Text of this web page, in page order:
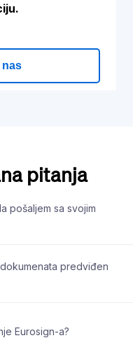
nas
pitanja
pošaljem sa svojim
predviđen
Eurosign-a?